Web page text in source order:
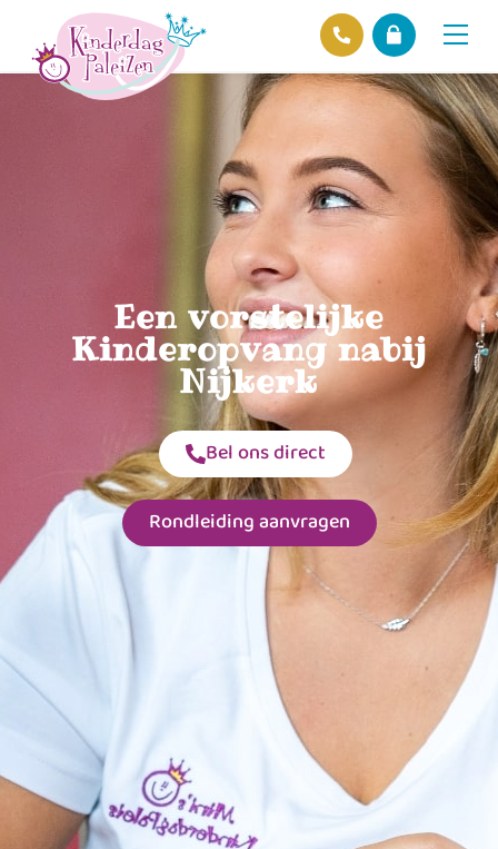
Een vorstelijke
Kinderopvang nabij
Nijkerk
Bel ons direct
Rondleiding aanvragen